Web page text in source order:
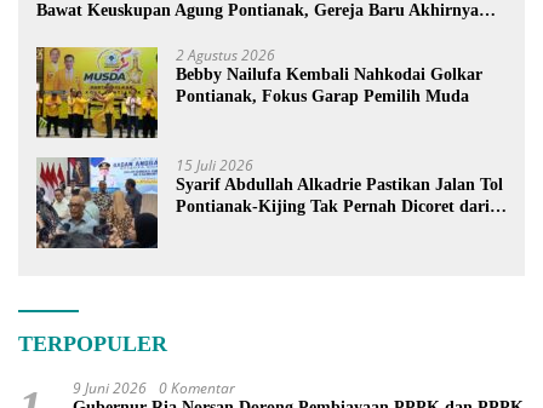
Bawat Keuskupan Agung Pontianak, Gereja Baru Akhirnya
2 Agustus 2026
Bebby Nailufa Kembali Nahkodai Golkar
Pontianak, Fokus Garap Pemilih Muda
15 Juli 2026
Syarif Abdullah Alkadrie Pastikan Jalan Tol
Pontianak-Kijing Tak Pernah Dicoret dari
TERPOPULER
9 Juni 2026 0 Komentar